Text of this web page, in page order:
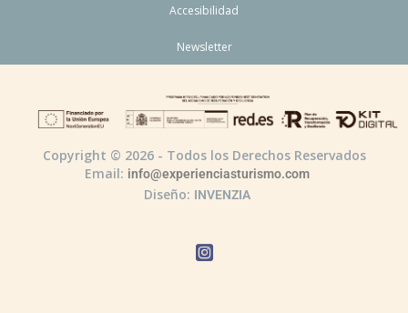
Accesibilidad
Newsletter
Copyright © 2026 - Todos los Derechos Reservados
Email: info@experienciasturismo.com
Diseño: INVENZIA